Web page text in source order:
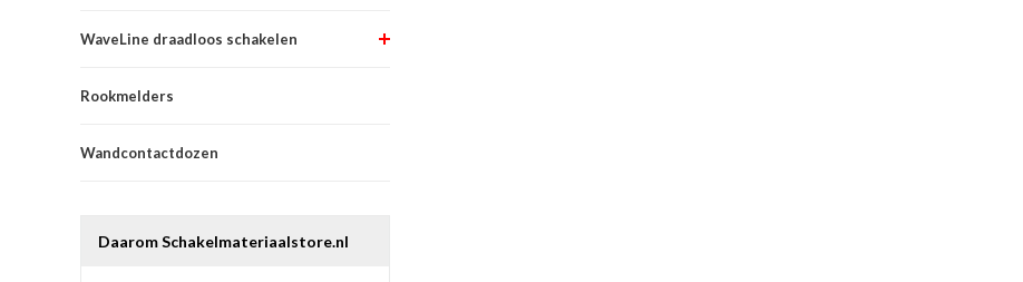
WaveLine draadloos schakelen
Rookmelders
Wandcontactdozen
Daarom Schakelmateriaalstore.nl